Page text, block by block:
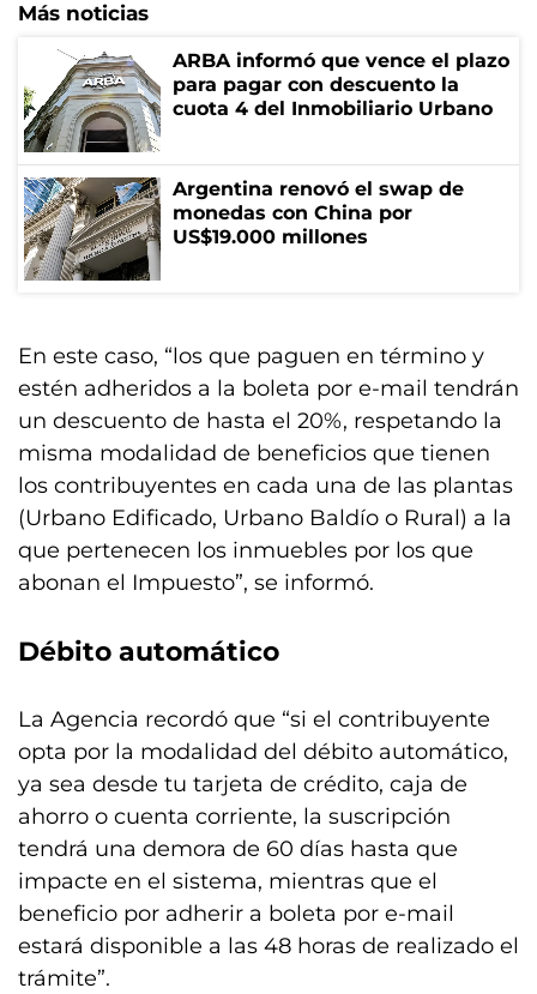
Más noticias
ARBA informó que vence el plazo
para pagar con descuento la
cuota 4 del Inmobiliario Urbano
Argentina renovó el swap de
monedas con China por
US$19.000 millones
En este caso, “los que paguen en término y
estén adheridos a la boleta por e-mail tendrán
un descuento de hasta el 20%, respetando la
misma modalidad de beneficios que tienen
los contribuyentes en cada una de las plantas
(Urbano Edificado, Urbano Baldío o Rural) a la
que pertenecen los inmuebles por los que
abonan el Impuesto”, se informó.
Débito automático
La Agencia recordó que “si el contribuyente
opta por la modalidad del débito automático,
ya sea desde tu tarjeta de crédito, caja de
ahorro o cuenta corriente, la suscripción
tendrá una demora de 60 días hasta que
impacte en el sistema, mientras que el
beneficio por adherir a boleta por e-mail
estará disponible a las 48 horas de realizado el
trámite”.